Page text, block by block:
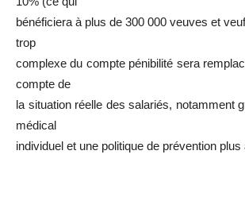
bénéficiera à plus de 300 000 veuves et
trop
complexe du compte pénibilité sera
compte de
la situation réelle des salariés, notamment
médical
individuel et une politique de prévention plus